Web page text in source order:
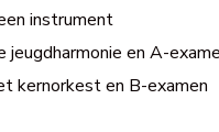
instrument
en A-
kernorkest en B-examen